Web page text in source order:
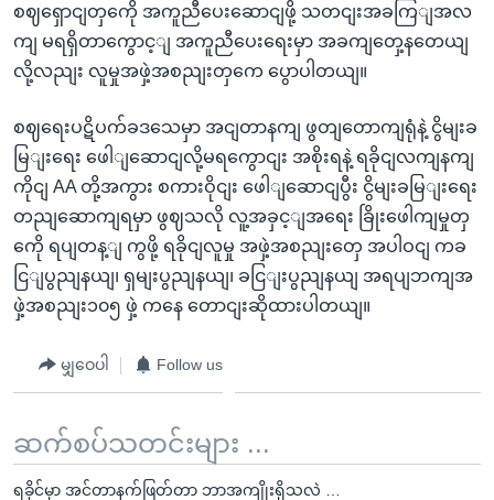
စဈရှောငျတှကေို အကူညီပေးဆောငျဖို့ သတငျးအခကြျအလ
ကျ မရရှိတာကွောင့ျ အကူညီပေးရေးမှာ အခကျတှေ့နတေယျ
လို့လညျး လူမှုအဖှဲ့အစညျးတှကေ ပွောပါတယျ။
စဈရေးပဋိပက်ခဒသေမှာ အငျတာနကျ ဖွတျတောကျရုံနဲ့ ငွိမျးခ
မြျးရေး ဖေါျဆောငျလို့မရကွောငျး အစိုးရနဲ့ ရခိုငျလကျနကျ
ကိုငျ AA တို့အကွား စကားဝိုငျး ဖေါျဆောငျပွီး ငွိမျးခမြျးရေး
တညျဆောကျရမှာ ဖွဈသလို လူ့အခှင့ျအရေး ခြိုးဖေါကျမှုတှ
ကေို ရပျတန့ျ ကွဖို့ ရခိုငျလူမှု အဖှဲ့အစညျးတှေ အပါဝငျ ကခ
ငြျပွညျနယျ၊ ရှမျးပွညျနယျ၊ ခငြျးပွညျနယျ အရပျဘကျအ
ဖှဲ့အစညျး၁၀၅ ဖှဲ့ ကနေ တောငျးဆိုထားပါတယျ။
မျှဝေပါ Follow us
ဆက်စပ်သတင်းများ ...
ရခိုင်မှာ အင်တာနက်ဖြတ်တာ ဘာအကျိုးရှိသလဲ …